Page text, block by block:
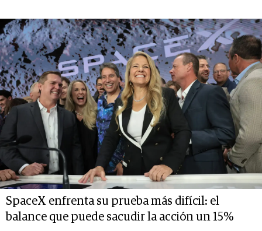
SpaceX enfrenta su prueba más difícil: el
balance que puede sacudir la acción un 15%